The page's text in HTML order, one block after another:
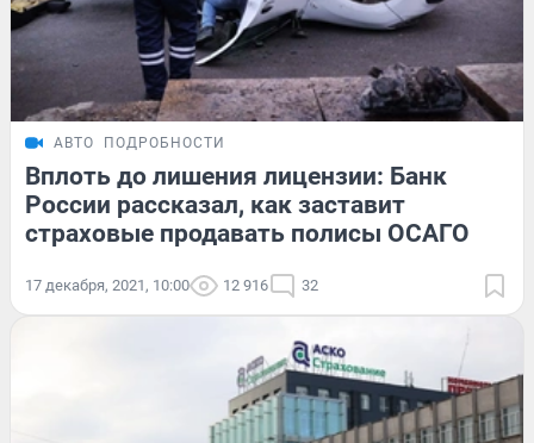
АВТО ПОДРОБНОСТИ
Вплоть до лишения лицензии: Банк
России рассказал, как заставит
страховые продавать полисы ОСАГО
17 декабря, 2021, 10:00 12 916 32